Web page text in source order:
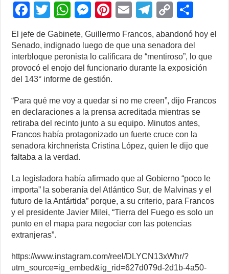
F
a
c
e
b
o
k
T
wi
tt
er
W
at
s
A
p
M
e
ss
e
n
er
Pi
nt
er
e
st
E
ail
T
el
e
gr
a
C
o
p
y
Li
k
h
ar
e
El jefe de Gabinete, Guillermo Francos, abandonó hoy el
Senado, indignado luego de que una senadora del
interbloque peronista lo calificara de “mentiroso”, lo que
provocó el enojo del funcionario durante la exposición
del 143° informe de gestión.
“Para qué me voy a quedar si no me creen”, dijo Francos
en declaraciones a la prensa acreditada mientras se
retiraba del recinto junto a su equipo. Minutos antes,
Francos había protagonizado un fuerte cruce con la
senadora kirchnerista Cristina López, quien le dijo que
faltaba a la verdad.
La legisladora había afirmado que al Gobierno “poco le
importa” la soberanía del Atlántico Sur, de Malvinas y el
futuro de la Antártida” porque, a su criterio, para Francos
y el presidente Javier Milei, “Tierra del Fuego es solo un
punto en el mapa para negociar con las potencias
extranjeras”.
https://www.instagram.com/reel/DLYCN13xWhr/?
utm_source=ig_embed&ig_rid=627d079d-2d1b-4a50-